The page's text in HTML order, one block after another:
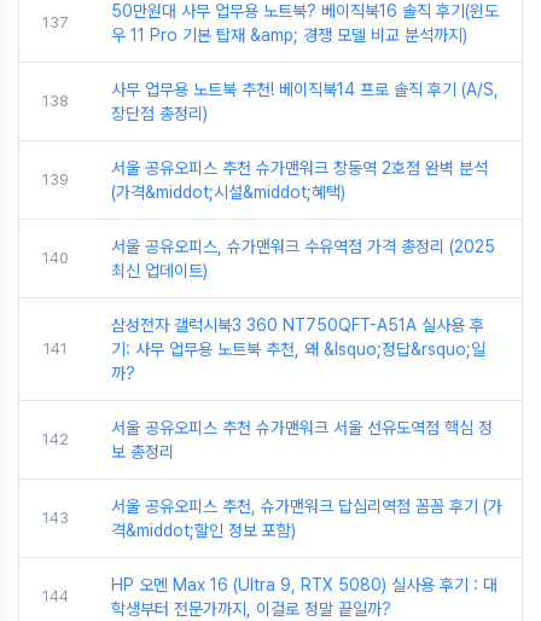
137
50만원대 사무 업무용 노트북? 베이직북16 솔직 후기(윈도
우 11 Pro 기본 탑재 &amp; 경쟁 모델 비교 분석까지)
138
사무 업무용 노트북 추천! 베이직북14 프로 솔직 후기 (A/S,
장단점 총정리)
139
서울 공유오피스 추천 슈가맨워크 창동역 2호점 완벽 분석
(가격&middot;시설&middot;혜택)
140
서울 공유오피스, 슈가맨워크 수유역점 가격 총정리 (2025
최신 업데이트)
141
삼성전자 갤럭시북3 360 NT750QFT-A51A 실사용 후
기: 사무 업무용 노트북 추천, 왜 &lsquo;정답&rsquo;일
까?
142
서울 공유오피스 추천 슈가맨워크 서울 선유도역점 핵심 정
보 총정리
143
서울 공유오피스 추천, 슈가맨워크 답십리역점 꼼꼼 후기 (가
격&middot;할인 정보 포함)
144
HP 오멘 Max 16 (Ultra 9, RTX 5080) 실사용 후기 : 대
학생부터 전문가까지, 이걸로 정말 끝일까?